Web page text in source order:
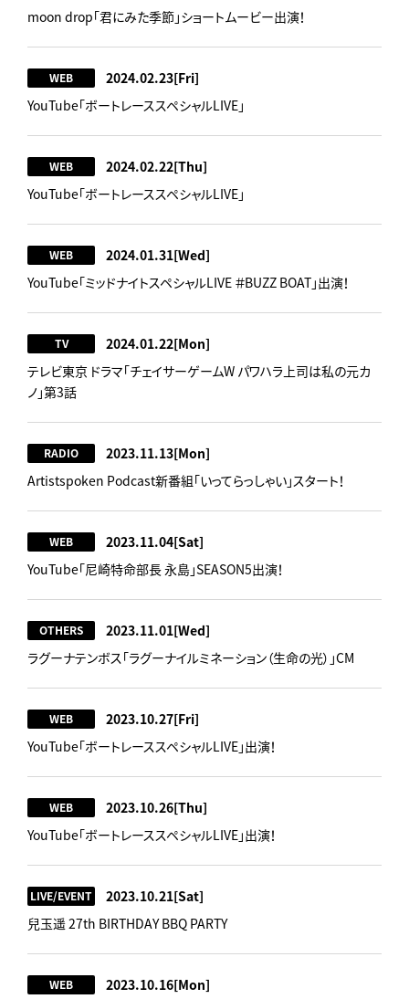
moon drop「君にみた季節」ショートムービー出演！
WEB 2024.02.23[Fri]
YouTube「ボートレーススペシャルLIVE」
WEB 2024.02.22[Thu]
YouTube「ボートレーススペシャルLIVE」
WEB 2024.01.31[Wed]
YouTube「ミッドナイトスペシャルLIVE ＃BUZZ BOAT」出演！
TV 2024.01.22[Mon]
テレビ東京 ドラマ「チェイサーゲームW パワハラ上司は私の元カ
ノ」第3話
RADIO 2023.11.13[Mon]
Artistspoken Podcast新番組「いってらっしゃい」スタート！
WEB 2023.11.04[Sat]
YouTube「尼崎特命部長 永島」SEASON5出演！
OTHERS 2023.11.01[Wed]
ラグーナテンボス「ラグーナイルミネーション（生命の光）」CM
WEB 2023.10.27[Fri]
YouTube「ボートレーススペシャルLIVE」出演！
WEB 2023.10.26[Thu]
YouTube「ボートレーススペシャルLIVE」出演！
LIVE/EVENT 2023.10.21[Sat]
兒玉遥 27th BIRTHDAY BBQ PARTY
WEB 2023.10.16[Mon]